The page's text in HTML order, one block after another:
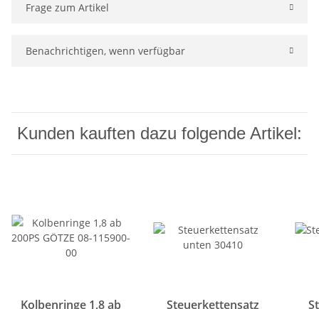
Frage zum Artikel
Benachrichtigen, wenn verfügbar
Kunden kauften dazu folgende Artikel:
Kolbenringe 1,8 ab
Steuerkettensatz